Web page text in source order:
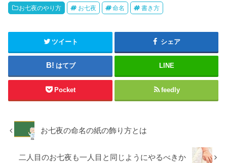
お七夜のやり方 お七夜 命名 書き方
ツイート シェア
はてブ LINE
Pocket feedly
お七夜の命名の紙の飾り方とは
二人目のお七夜も一人目と同じようにやるべきか